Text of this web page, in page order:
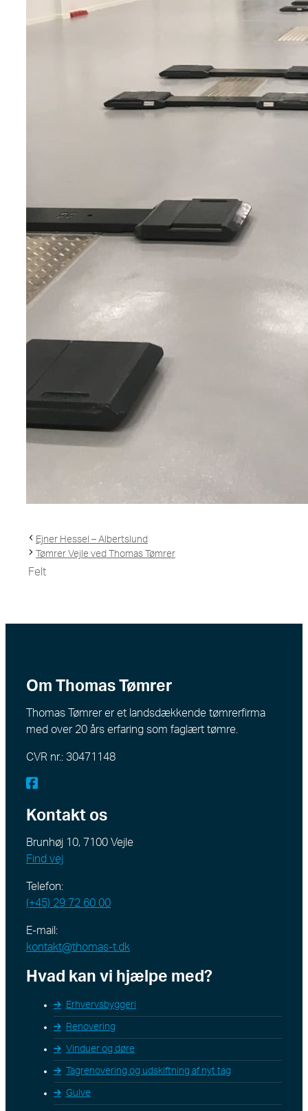
Ejner Hessel – Albertslund
Tømrer Vejle ved Thomas Tømrer
Felt
Om Thomas Tømrer
Thomas Tømrer er et landsdækkende tømrerfirma
med over 20 års erfaring som faglært tømre.
CVR nr.: 30471148
Kontakt os
Brunhøj 10, 7100 Vejle
Find vej
Telefon:
(+45) 29 72 60 00
E-mail:
kontakt@thomas-t.dk
Hvad kan vi hjælpe med?
Erhvervsbyggeri
Renovering
Vinduer og døre
Tagrenovering og udskiftning af nyt tag
Gulve